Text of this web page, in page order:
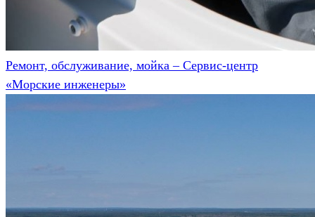
Ремонт, обслуживание, мойка – Сервис-центр
«Морские инженеры»